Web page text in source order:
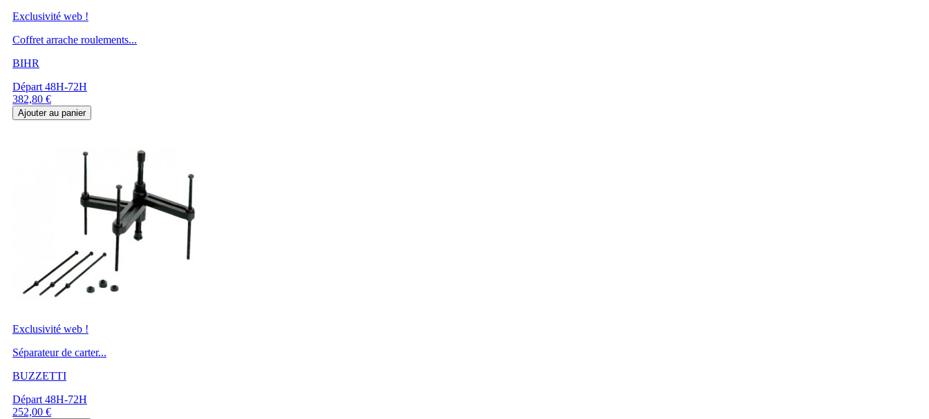
Exclusivité web !
Coffret arrache roulements...
BIHR
Départ 48H-72H
Prix
382,80 €
Ajouter au panier
Exclusivité web !
Séparateur de carter...
BUZZETTI
Départ 48H-72H
Prix
252,00 €